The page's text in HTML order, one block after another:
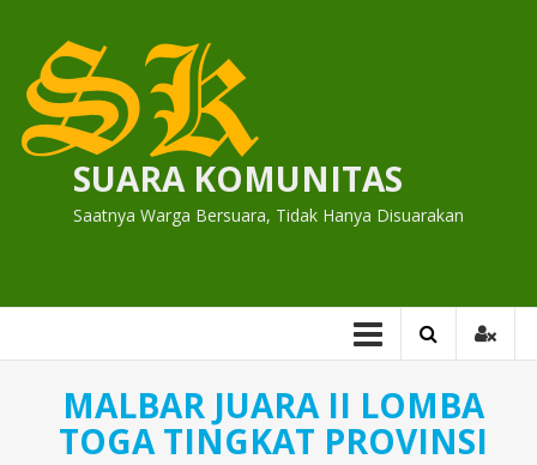
content
SUARA KOMUNITAS
Saatnya Warga Bersuara, Tidak Hanya Disuarakan
MALBAR JUARA II LOMBA
TOGA TINGKAT PROVINSI